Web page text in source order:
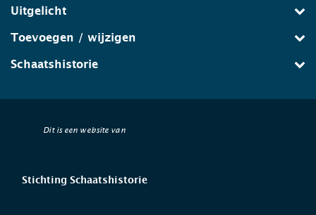
Uitgelicht
Toevoegen / wijzigen
Schaatshistorie
Dit is een website van
Stichting Schaatshistorie